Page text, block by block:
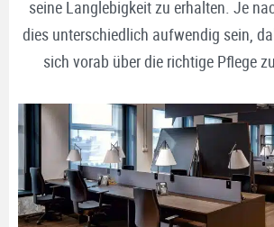
seine Langlebigkeit zu erhalten. Je
dies unterschiedlich aufwendig sein,
sich vorab über die richtige Pflege